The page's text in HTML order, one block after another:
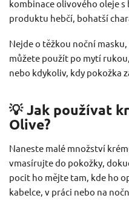
kombinace olivového oleje s
produktu hebčí, bohatší
Nejde o těžkou noční
můžete použít po mytí
nebo kdykoliv, kdy pokožka
💡 Jak používat
Olive?
Naneste malé množství
vmasírujte do pokožky,
pocit ho mějte tam, kde ho
kabelce, v práci nebo na